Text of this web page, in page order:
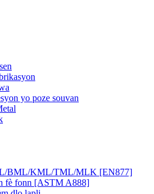
yo poze souvan
BML/KML/TML/MLK [EN877]
fè fonn [ASTM A888]